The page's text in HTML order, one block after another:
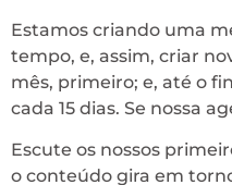
Estamos criando uma
tempo, e, assim, criar
mês, primeiro; e, até o
cada 15 dias. Se nossa
Escute os nossos
o conteúdo gira em